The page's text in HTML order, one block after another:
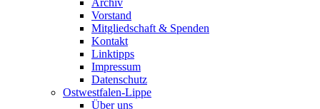
Archiv
Vorstand
Mitgliedschaft & Spenden
Kontakt
Linktipps
Impressum
Datenschutz
Ostwestfalen-Lippe
Über uns